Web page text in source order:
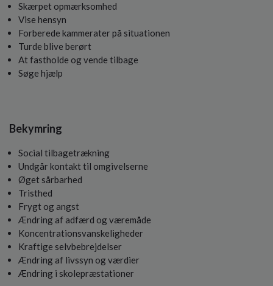
Skærpet opmærksomhed
Vise hensyn
Forberede kammerater på situationen
Turde blive berørt
At fastholde og vende tilbage
Søge hjælp
Bekymring
Social tilbagetrækning
Undgår kontakt til omgivelserne
Øget sårbarhed
Tristhed
Frygt og angst
Ændring af adfærd og væremåde
Koncentrationsvanskeligheder
Kraftige selvbebrejdelser
Ændring af livssyn og værdier
Ændring i skolepræstationer